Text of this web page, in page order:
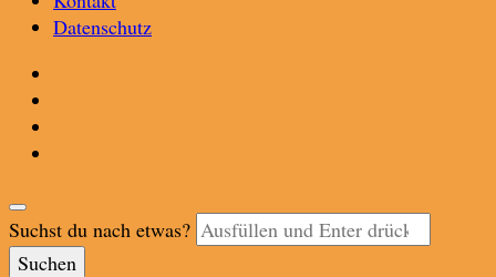
Datenschutz
Suchst du nach etwas?